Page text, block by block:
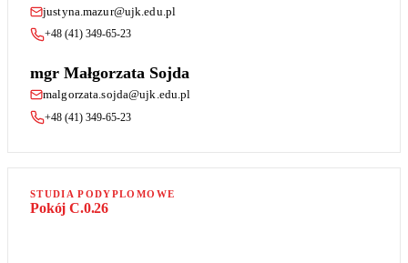
justyna.mazur@ujk.edu.pl
+48 (41) 349-65-23
mgr Małgorzata Sojda
malgorzata.sojda@ujk.edu.pl
+48 (41) 349-65-23
STUDIA PODYPLOMOWE
Pokój C.0.26